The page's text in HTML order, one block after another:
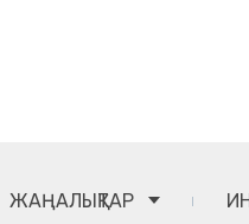
ЖАҢАЛЫҚТАР